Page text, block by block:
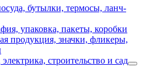
бутылки, термосы, ланч-
упаковка, пакеты, коробки
продукция, значки, фликеры,
строительство и сад